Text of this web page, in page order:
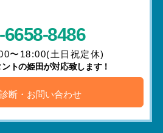
6658-8486
〜18:00(土日祝定休)
トの姫田が対応致します！
断・お問い合わせ